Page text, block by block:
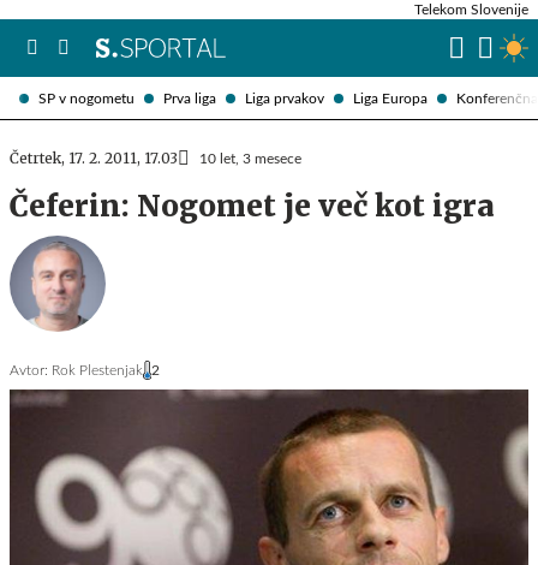
SP v nogometu Prva liga Liga prvakov Liga Europa
Telekom Slovenije
Četrtek, 17. 2. 2011, 17.03 10 let, 3 mesece
Čeferin: Nogomet je več kot igra
Avtor: Rok Plestenjak 2